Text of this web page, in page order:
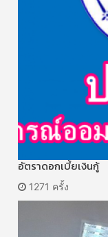
อัตราดอกเบี้ยเงินกู้
1271 ครั้ง